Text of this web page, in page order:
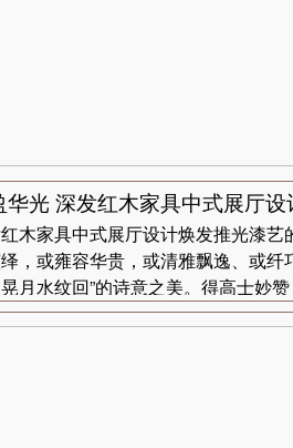
华光 深发红木家具中式展厅设
木家具中式展厅设计焕发推光漆
，或雍容华贵，或清雅飘逸、或纤
月水纹回”的诗意之美。得高士妙